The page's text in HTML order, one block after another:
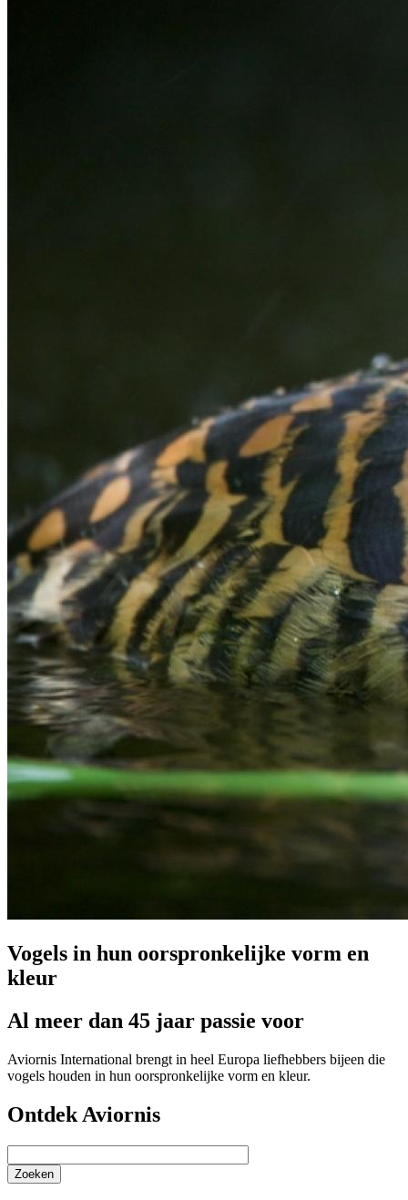
Vogels in hun oorspronkelijke vorm en
kleur
Al meer dan 45 jaar passie voor
Aviornis International brengt in heel Europa liefhebbers bijeen die
vogels houden in hun oorspronkelijke vorm en kleur.
Ontdek Aviornis